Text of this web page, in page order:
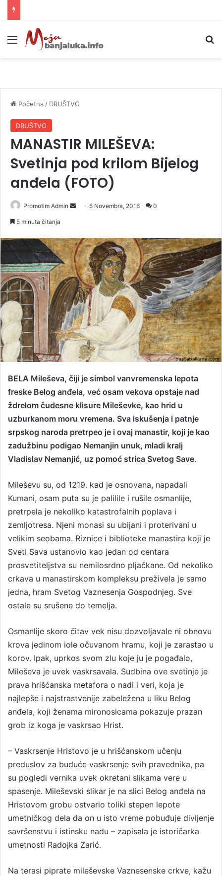
Meni
Početna / DRUŠTVO
DRUŠTVO
MANASTIR MILEŠEVA:
Svetinja pod krilom Bijelog
anđela (FOTO)
Promotim Admin
d
a
n
e
m
a
i
l
5 Novembra, 2016 0
5 minuta čitanja
BELA Mileševa, čiji je simbol vanvremenska lepota
freske Belog anđela, već osam vekova opstaje nad
ždrelom čudesne klisure Mileševke, kao hrid u
uzburkanom moru vremena. Sva iskušenja i patnje
srpskog naroda pretrpeo je i ovaj manastir, koji je kao
zadužbinu podigao Nemanjin unuk, mladi kralj
Vladislav Nemanjić, uz pomoć strica Svetog Save.
Mileševu su, od 1219. kad je osnovana, napadali
Kumani, osam puta su je palilile i rušile osmanlije,
pretrpela je nekoliko katastrofalnih poplava i
zemljotresa. Njeni monasi su ubijani i proterivani u
velikim seobama. Riznice i biblioteke manastira koji je
Sveti Sava ustanovio kao jedan od centara
prosvetiteljstva su nemilosrdno pljačkane. Od nekoliko
crkava u manastirskom kompleksu preživela je samo
jedna, hram Svetog Vaznesenja Gospodnjeg. Sve
ostale su srušene do temelja.
Osmanlije skoro čitav vek nisu dozvoljavale ni obnovu
krova jedinom iole očuvanom hramu, koji je zarastao u
korov. Ipak, uprkos svom zlu koje ju je pogađalo,
Mileševa je uvek vaskrsavala. Sudbina ove svetinje je
prava hrišćanska metafora o nadi i veri, koja je
najlepše i najstrastvenije zabeležena u liku Belog
anđela, koji ženama mironosicama pokazuje prazan
grob iz koga je vaskrsao Hrist.
– Vaskrsenje Hristovo je u hrišćanskom učenju
preduslov za buduće vaskrsenje svih pravednika, pa
su pogledi vernika uvek okretani slikama vere u
spasenje. Mileševski slikar je na slici Belog anđela na
Hristovom grobu ostvario toliki stepen lepote
umetničkog dela da on u isto vreme pobuđuje divljenje
savršenstvu i istinsku nadu – zapisala je istoričarka
umetnosti Radojka Zarić.
Na terasi piprate mileševske Vaznesenske crkve, kažu